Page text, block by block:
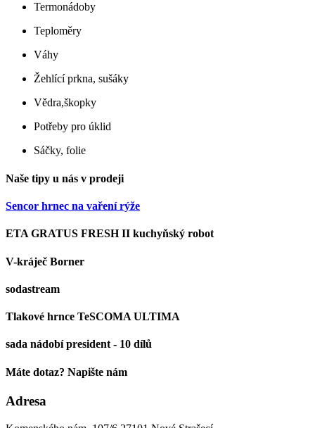
Termonádoby
Teploměry
Váhy
Žehlící prkna, sušáky
Vědra,škopky
Potřeby pro úklid
Sáčky, folie
Naše tipy u nás v prodeji
Sencor hrnec na vaření rýže
ETA GRATUS FRESH II kuchyňský robot
V-kráječ Borner
sodastream
Tlakové hrnce TeSCOMA ULTIMA
sada nádobí president - 10 dílů
Máte dotaz? Napište nám
Adresa